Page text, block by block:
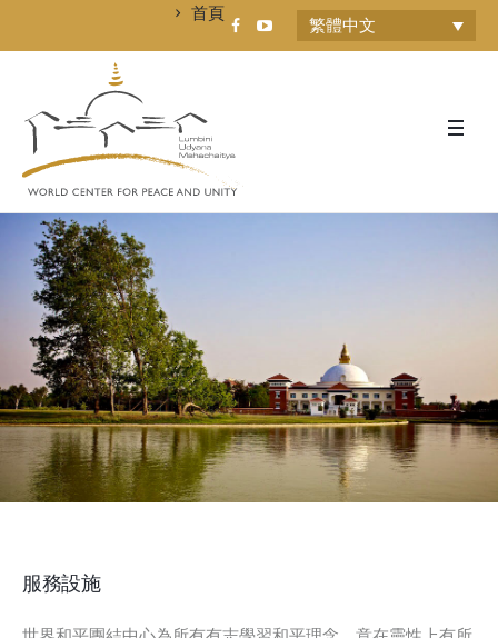
首頁
繁體中文
服務設施